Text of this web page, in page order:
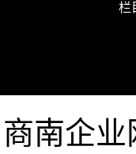
栏
商南企业